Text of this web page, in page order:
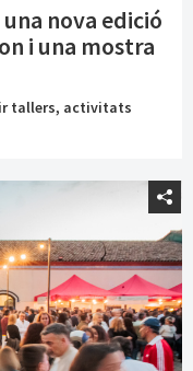
nova edició
i una mostra
tallers, activitats